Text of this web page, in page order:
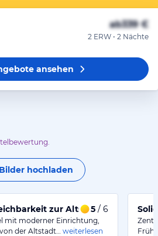
ab339 €
2 ERW • 2 Nächte
ansehen
Bilder hochladen
zur Altstadt von
5 / 6
mit moderner Einrichtung,
der Altstadt…
weiterlesen